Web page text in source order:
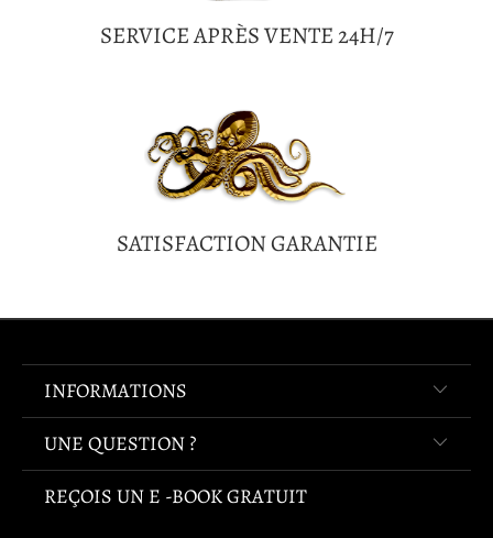
SERVICE APRÈS VENTE 24H/7
SATISFACTION GARANTIE
INFORMATIONS
UNE QUESTION ?
REÇOIS UN E -BOOK GRATUIT